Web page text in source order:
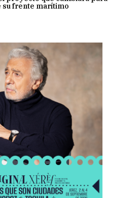
su frente marítimo